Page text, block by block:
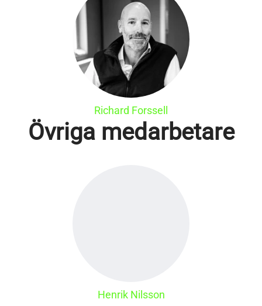
Richard Forssell
Övriga medarbetare
Henrik Nilsson